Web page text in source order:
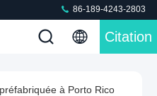
86-189-4243-2803
Citation
à Porto Rico